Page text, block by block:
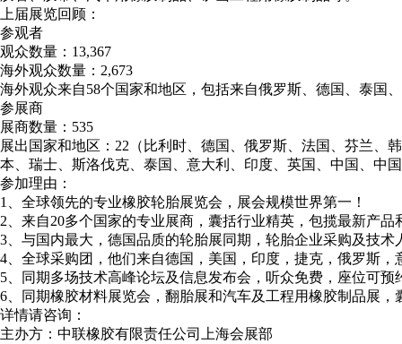
上届展览回顾：
参观者
观众数量：13,367
海外观众数量：2,673
海外观众来自58个国家和地区，包括来自俄罗斯、德国、泰国
参展商
展商数量：535
展出国家和地区：22（比利时、德国、俄罗斯、法国、芬兰、
本、瑞士、斯洛伐克、泰国、意大利、印度、英国、中国、中
参加理由：
1、全球领先的专业橡胶轮胎展览会，展会规模世界第一！
2、来自20多个国家的专业展商，囊括行业精英，包揽最新产品
3、与国内最大，德国品质的轮胎展同期，轮胎企业采购及技术
4、全球采购团，他们来自德国，美国，印度，捷克，俄罗斯，
5、同期多场技术高峰论坛及信息发布会，听众免费，座位可预
6、同期橡胶材料展览会，翻胎展和汽车及工程用橡胶制品展
详情请咨询：
主办方：中联橡胶有限责任公司上海会展部